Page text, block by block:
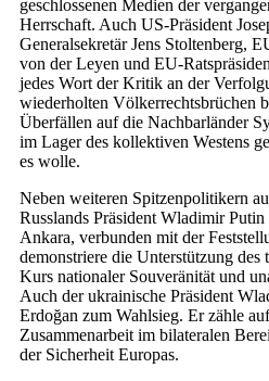
geschlossenen Medien der
Herrschaft. Auch US-Präsident
Generalsekretär Jens Stoltenberg,
von der Leyen und EU-
jedes Wort der Kritik an der
wiederholten Völkerrechtsbrüchen
Überfällen auf die Nachbarländer
im Lager des kollektiven Westens
es wolle.
Neben weiteren Spitzenpolitikern
Russlands Präsident Wladimir
Ankara, verbunden mit der
demonstriere die Unterstützung
Kurs nationaler Souveränität und
Auch der ukrainische Präsident
Erdoğan zum Wahlsieg. Er zähle
Zusammenarbeit im bilateralen
der Sicherheit Europas.